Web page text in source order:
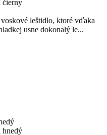
leštidlo, ktoré vďaka
usne dokonalý le...